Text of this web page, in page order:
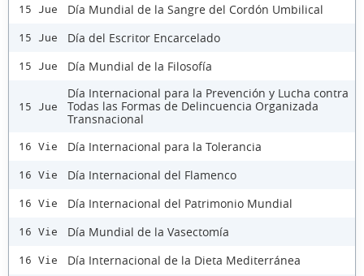
15 Jue Día Mundial de la Sangre del Cordón Umbilical
15 Jue Día del Escritor Encarcelado
15 Jue Día Mundial de la Filosofía
15 Jue
Día Internacional para la Prevención y Lucha contra
Todas las Formas de Delincuencia Organizada
Transnacional
16 Vie Día Internacional para la Tolerancia
16 Vie Día Internacional del Flamenco
16 Vie Día Internacional del Patrimonio Mundial
16 Vie Día Mundial de la Vasectomía
16 Vie Día Internacional de la Dieta Mediterránea